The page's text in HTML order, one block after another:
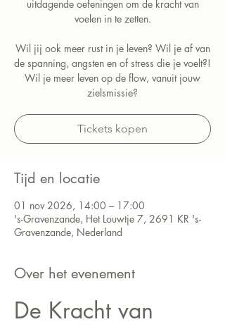
uitdagende oefeningen om de kracht van
voelen in te zetten.
Wil jij ook meer rust in je leven? Wil je af van
de spanning, angsten en of stress die je voelt?!
Wil je meer leven op de flow, vanuit jouw
zielsmissie?
Tickets kopen
Tijd en locatie
01 nov 2026, 14:00 – 17:00
's-Gravenzande, Het Louwtje 7, 2691 KR 's-
Gravenzande, Nederland
Over het evenement
De Kracht van